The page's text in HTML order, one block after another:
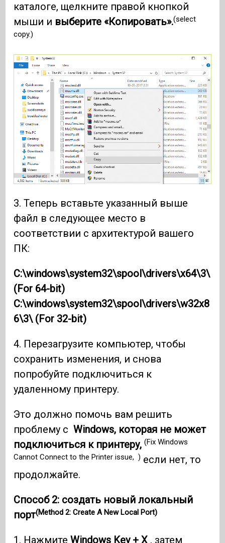
каталоге, щелкните правой кнопкой
мыши и выберите «Копировать».(select
copy.)
3. Теперь вставьте указанный выше
файл в следующее место в
соответствии с архитектурой вашего
ПК:
C:\windows\system32\spool\drivers\x64\3\
(For 64-bit)
C:\windows\system32\spool\drivers\w32x8
6\3\ (For 32-bit)
4. Перезагрузите компьютер, чтобы
сохранить изменения, и снова
попробуйте подключиться к
удаленному принтеру.
Это должно помочь вам решить
проблему сWindows, которая не может
подключиться к принтеру,(Fix Windows
Cannot Connect to the Printer issue, ) если нет, то
продолжайте.
Способ 2: создать новый локальный
порт(Method 2: Create A New Local Port)
1. НажмитеWindows Key + X , затем